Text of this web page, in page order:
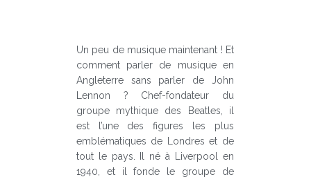
Un peu de musique maintenant ! Et
comment parler de musique en
Angleterre sans parler de John
Lennon ? Chef-fondateur du
groupe mythique des Beatles, il
est l’une des figures les plus
emblématiques de Londres et de
tout le pays. Il né à Liverpool en
1940, et il fonde le groupe de